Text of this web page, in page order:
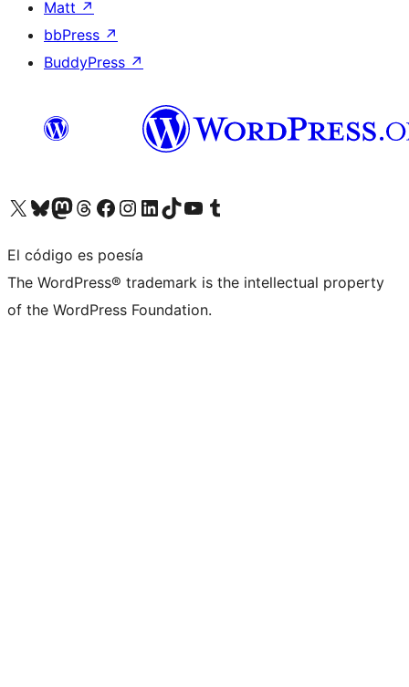
Matt ↗
bbPress ↗
BuddyPress ↗
Visita nuestra cuenta de X (anteriormente Twitter)
Visita nuestra cuenta de Bluesky
Visita nuestra cuenta de Mastodon
Visita nuestra cuenta de Threads
Visita nuestra página de Facebook
Visita nuestra cuenta de Instagram
Visita nuestra cuenta de LinkedIn
Visita nuestra cuenta de TikTok
Visita nuestro canal de YouTube
Visita nuestra cuenta de Tumblr
El código es poesía
The WordPress® trademark is the intellectual property
of the WordPress Foundation.